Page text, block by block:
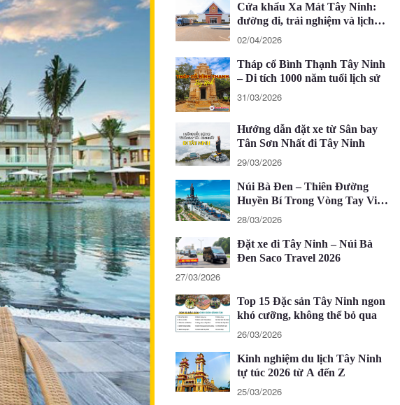
Cửa khẩu Xa Mát Tây Ninh:
đường đi, trải nghiệm và lịch
trình 1 ngày
02/04/2026
Tháp cổ Bình Thạnh Tây Ninh
– Di tích 1000 năm tuổi lịch sử
31/03/2026
Hướng dẫn đặt xe từ Sân bay
Tân Sơn Nhất đi Tây Ninh
29/03/2026
Núi Bà Đen – Thiên Đường
Huyền Bí Trong Vòng Tay Việt
Nam
28/03/2026
Đặt xe đi Tây Ninh – Núi Bà
Đen Saco Travel 2026
27/03/2026
Top 15 Đặc sản Tây Ninh ngon
khó cưỡng, không thể bỏ qua
26/03/2026
Kinh nghiệm du lịch Tây Ninh
tự túc 2026 từ A đến Z
25/03/2026